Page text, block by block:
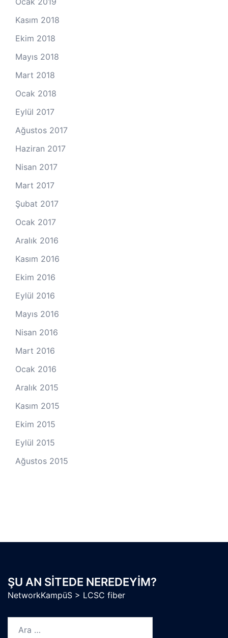
Kasım 2018
Ekim 2018
Mayıs 2018
Mart 2018
Ocak 2018
Eylül 2017
Ağustos 2017
Haziran 2017
Nisan 2017
Mart 2017
Şubat 2017
Ocak 2017
Aralık 2016
Kasım 2016
Ekim 2016
Eylül 2016
Mayıs 2016
Nisan 2016
Mart 2016
Ocak 2016
Aralık 2015
Kasım 2015
Ekim 2015
Eylül 2015
Ağustos 2015
ŞU AN SITEDE NEREDEYIM?
NetworkKampüS > LCSC fiber